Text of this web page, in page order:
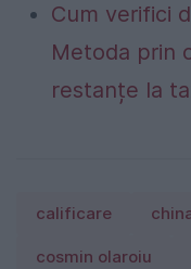
Cum verifici
Metoda prin
restanțe la
calificare
cosmin olaroiu